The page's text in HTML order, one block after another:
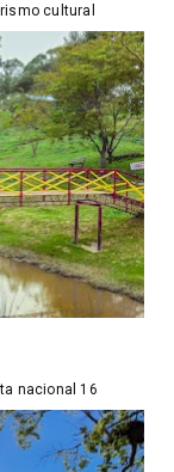
cultural
nacional 16